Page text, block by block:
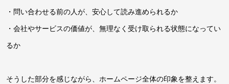
・問い合わせる前の人が、安心して読み進められるか
・会社やサービスの価値が、無理なく受け取られる状態になってい
るか
そうした部分を感じながら、ホームページ全体の印象を整えます。